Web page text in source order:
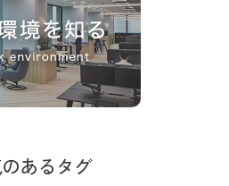
あるタグ